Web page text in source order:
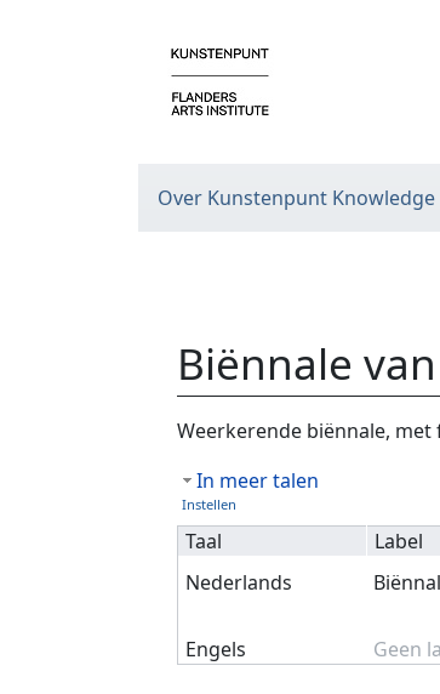
Over Kunstenpunt Knowledge
Biënnale
Ga naar:navigatie,zoeken
Weerkerende biënnale,
In meer talen
Instellen
Taal Label
Nederlands
Engels
Geen